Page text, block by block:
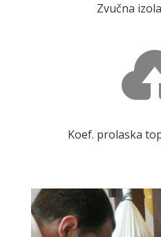
Zvučna
Koef. prolaska